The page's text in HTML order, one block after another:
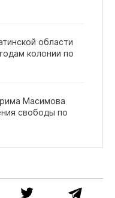
области
колонии по
Масимова
свободы по